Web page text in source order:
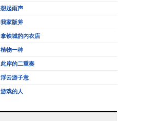
想起雨声
我家版斧
拿铁城的内衣店
植物一种
此岸的二重奏
浮云游子意
游戏的人